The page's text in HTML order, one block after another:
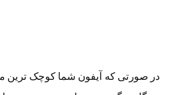
در صورتی که آیفون شما کوچک ترین